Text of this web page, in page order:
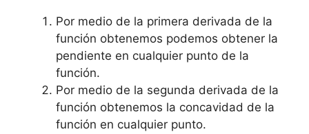
Por medio de la primera derivada de la
función obtenemos podemos obtener la
pendiente en cualquier punto de la
función.
Por medio de la segunda derivada de la
función obtenemos la concavidad de la
función en cualquier punto.